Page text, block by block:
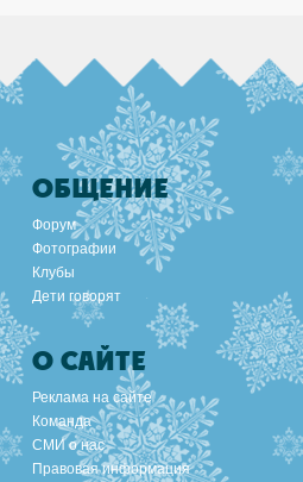
ОБЩЕНИЕ
Форум
Фотографии
Клубы
Дети говорят
О САЙТЕ
Реклама на сайте
Команда
СМИ о нас
Правовая информация